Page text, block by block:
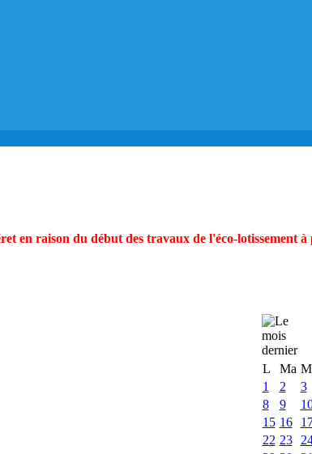
en raison du début des travaux de l'éco-lotissement
L
Ma
1
2 3
8
9
15 16
22 23